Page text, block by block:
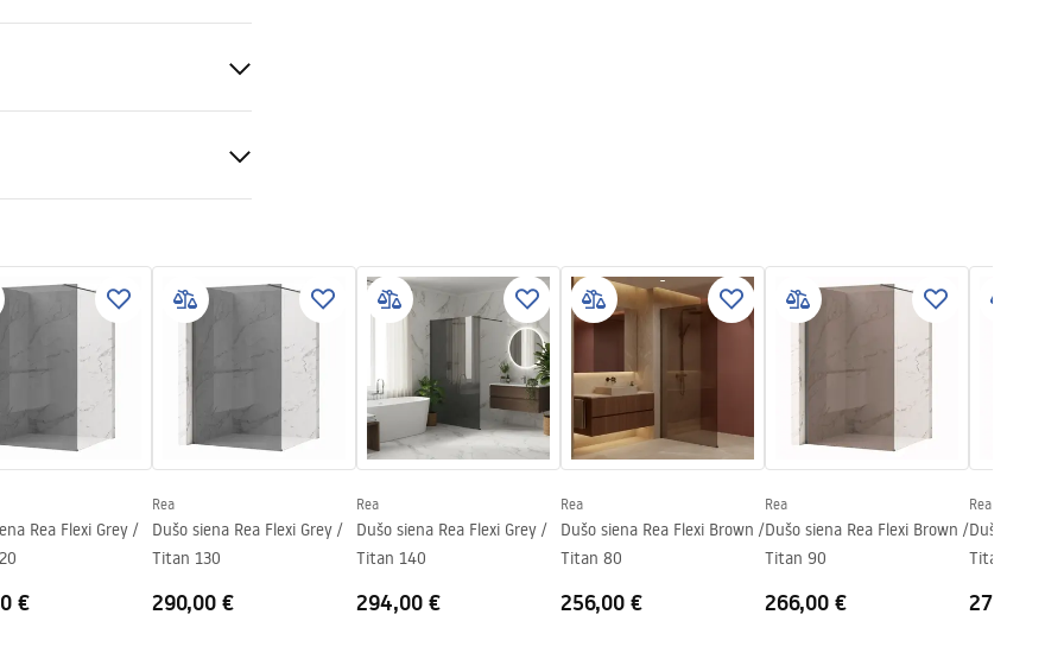
_5.pdf
Rea Flexi Grey /
€
Rea
Dušo siena Rea Flexi Grey /
Titan 130
290,00 €
Rea
Dušo siena Rea Flexi Grey /
Titan 140
294,00 €
Rea
Dušo siena Rea Flexi Brown /
Titan 80
256,00 €
Rea
Dušo siena Rea Flexi Brown /
Titan 90
266,00 €
Rea
Dušo siena
Titan 100
271,00 €